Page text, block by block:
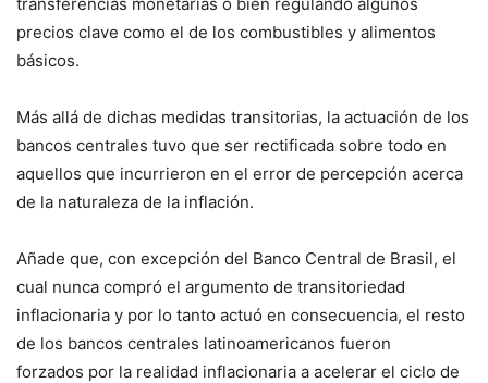
precios clave como el de los combustibles y alimentos
básicos.
Más allá de dichas medidas transitorias, la actuación de los
bancos centrales tuvo que ser rectificada sobre todo en
aquellos que incurrieron en el error de percepción acerca
de la naturaleza de la inflación.
Añade que, con excepción del Banco Central de Brasil, el
cual nunca compró el argumento de transitoriedad
inflacionaria y por lo tanto actuó en consecuencia, el resto
de los bancos centrales latinoamericanos fueron
forzados por la realidad inflacionaria a acelerar el ciclo de